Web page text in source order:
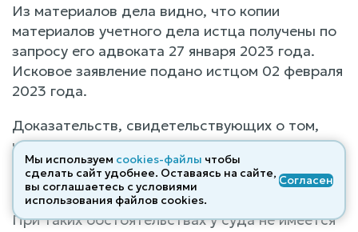
Из материалов дела видно, что копии
материалов учетного дела истца получены по
запросу его адвоката 27 января 2023 года.
Исковое заявление подано истцом 02 февраля
2023 года.
Доказательств, свидетельствующих о том,
что ответчик знал о нарушенном праве ранее
указанной даты (27 января 2023 года), суду не
представлено.
При таких обстоятельствах у суда не имеется
Мы используем cookies-файлы чтобы
сделать сайт удобнее. Оставаясь на сайте,
вы соглашаетесь с условиями
использования файлов cооkies.
Согласен